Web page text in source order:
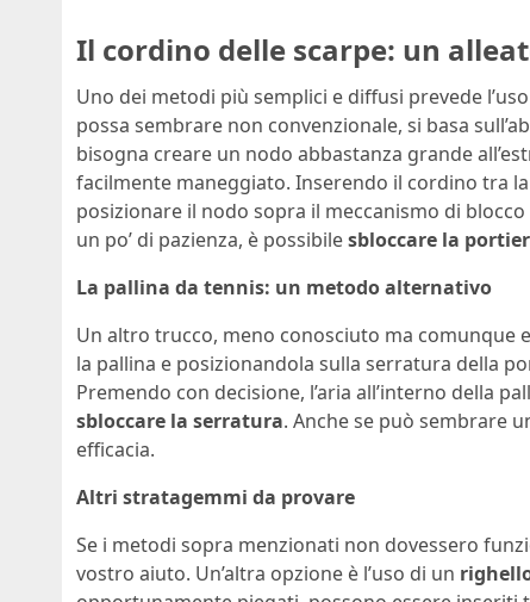
Il cordino delle scarpe: un
Uno dei metodi più semplici e diffusi prevede
possa sembrare non convenzionale, si basa
bisogna creare un nodo abbastanza grande
facilmente maneggiato. Inserendo il cordino tra
posizionare il nodo sopra il meccanismo di
un po’ di pazienza, è possibilesbloccare la
La pallina da tennis: un metodo alternativo
Un altro trucco, meno conosciuto ma comunque
la pallina e posizionandola sulla serratura della
Premendo con decisione, l’aria all’interno della
sbloccare la serratura. Anche se può sembrare
efficacia.
Altri stratagemmi da provare
Se i metodi sopra menzionati non dovessero
vostro aiuto. Un’altra opzione è l’uso di un